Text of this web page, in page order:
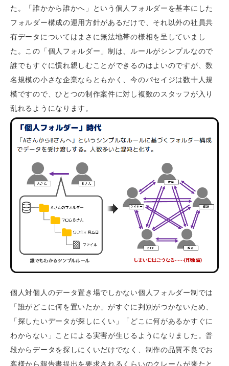
た。「誰かから誰かへ」という個人フォルダーを基本にした
フォルダー構成の運用方針があるだけで、それ以外の社員共
有データについてはまさに無法地帯の様相を呈していまし
た。この「個人フォルダー」制は、ルールがシンプルなので
誰でもすぐに慣れ親しむことができるのはよいのですが、数
名規模の小さな企業ならともかく、今のパセイジは数十人規
模ですので、ひとつの制作案件に対し複数のスタッフが入り
乱れるようになります。
個人対個人のデータ置き場でしかない個人フォルダー制では
「誰がどこに何を置いたか」がすぐに判別がつかないため、
「探したいデータが探しにくい」「どこに何があるかすぐに
わからない」ことによる実害が生じるようになりました。普
段からデータを探しにくいだけでなく、制作の品質不良でお
客様から報告書提出を要求されるくらいのクレームが来たと